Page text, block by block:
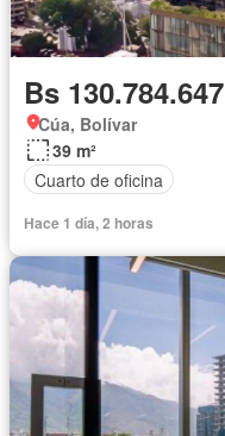
Bs 130.784.647
Cúa, Bolívar
39 m²
Cuarto de oficina
Hace 1 día, 2 horas